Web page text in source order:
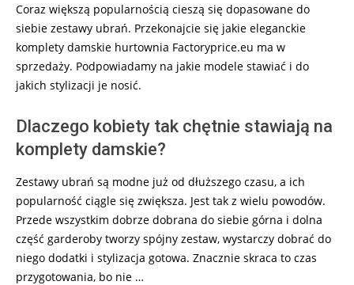
Coraz większą popularnością cieszą się dopasowane do
siebie zestawy ubrań. Przekonajcie się jakie eleganckie
komplety damskie hurtownia Factoryprice.eu ma w
sprzedaży. Podpowiadamy na jakie modele stawiać i do
jakich stylizacji je nosić.
Dlaczego kobiety tak chętnie stawiają na
komplety damskie?
Zestawy ubrań są modne już od dłuższego czasu, a ich
popularność ciągle się zwiększa. Jest tak z wielu powodów.
Przede wszystkim dobrze dobrana do siebie górna i dolna
część garderoby tworzy spójny zestaw, wystarczy dobrać do
niego dodatki i stylizacja gotowa. Znacznie skraca to czas
przygotowania, bo nie …